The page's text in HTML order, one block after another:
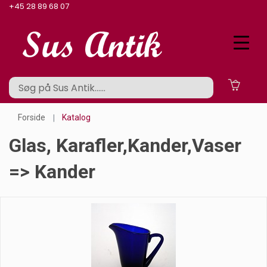
+45 28 89 68 07
Forside Katalog
Glas, Karafler,kander,vaser
=> Kander